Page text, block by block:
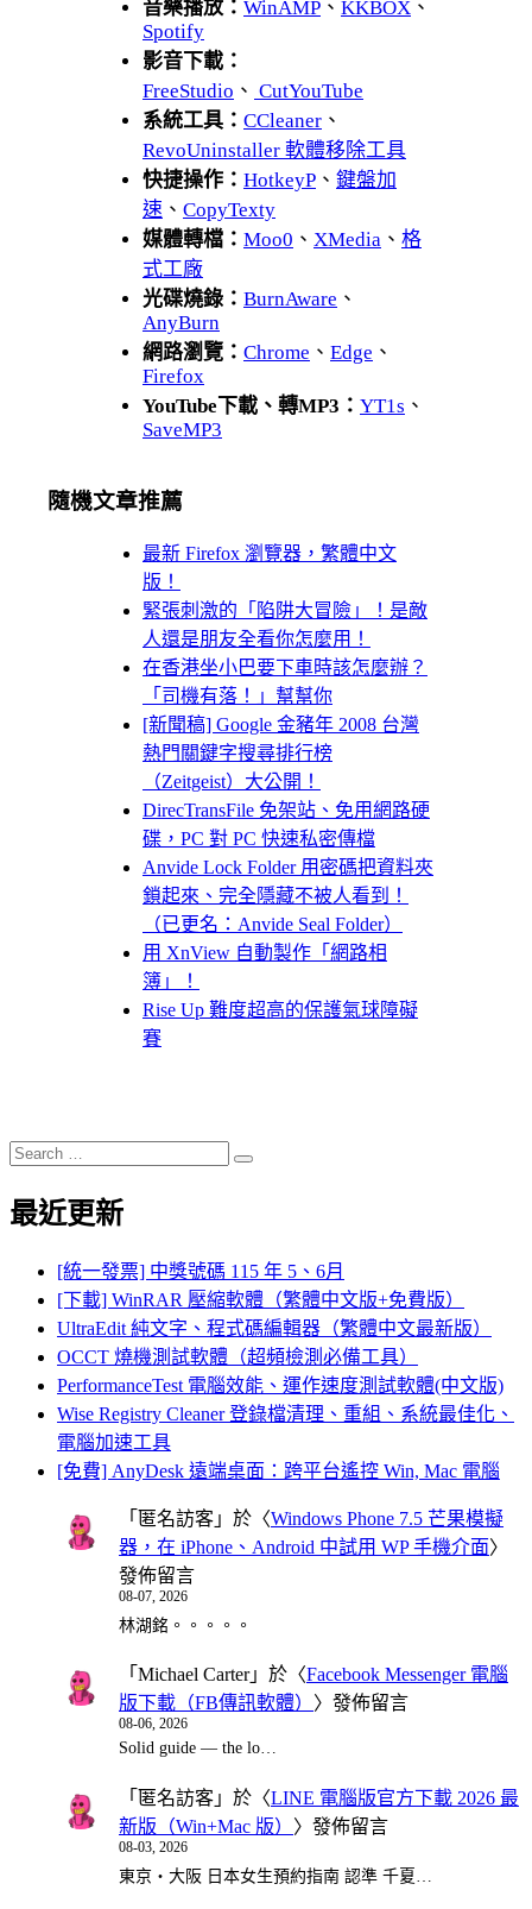
音樂播放： WinAMP 、 KKBOX 、
Spotify
影音下載：
FreeStudio 、 CutYouTube
系統工具： CCleaner 、
RevoUninstaller 軟體移除工具
快捷操作： HotkeyP 、 鍵盤加
速 、 CopyTexty
媒體轉檔： Moo0 、 XMedia 、 格
式工廠
光碟燒錄： BurnAware 、
AnyBurn
網路瀏覽： Chrome 、 Edge 、
Firefox
YouTube下載、轉MP3： YT1s 、
SaveMP3
隨機文章推薦
最新 Firefox 瀏覽器，繁體中文
版！
緊張刺激的「陷阱大冒險」！是敵
人還是朋友全看你怎麼用！
在香港坐小巴要下車時該怎麼辦？
「司機有落！」幫幫你
[新聞稿] Google 金豬年 2008 台灣
熱門關鍵字搜尋排行榜
（Zeitgeist）大公開！
DirecTransFile 免架站、免用網路硬
碟，PC 對 PC 快速私密傳檔
Anvide Lock Folder 用密碼把資料夾
鎖起來、完全隱藏不被人看到！
（已更名：Anvide Seal Folder）
用 XnView 自動製作「網路相
簿」！
Rise Up 難度超高的保護氣球障礙
賽
Search
for:
Search
最近更新
[統一發票] 中獎號碼 115 年 5、6月
[下載] WinRAR 壓縮軟體（繁體中文版+免費版）
UltraEdit 純文字、程式碼編輯器（繁體中文最新版）
OCCT 燒機測試軟體（超頻檢測必備工具）
PerformanceTest 電腦效能、運作速度測試軟體(中文版)
Wise Registry Cleaner 登錄檔清理、重組、系統最佳化、
電腦加速工具
[免費] AnyDesk 遠端桌面：跨平台遙控 Win, Mac 電腦
「 匿名訪客 」於〈Windows Phone 7.5 芒果模擬
器，在 iPhone、Android 中試用 WP 手機介面〉
發佈留言
08-07, 2026
林湖銘。。。。。
「 Michael Carter」於〈Facebook Messenger 電腦
版下載（FB傳訊軟體） 〉發佈留言
08-06, 2026
Solid guide — the lo…
「 匿名訪客 」於〈LINE 電腦版官方下載 2026 最
新版（Win+Mac 版） 〉發佈留言
08-03, 2026
東京・大阪 日本女生預約指南 認準 千夏…